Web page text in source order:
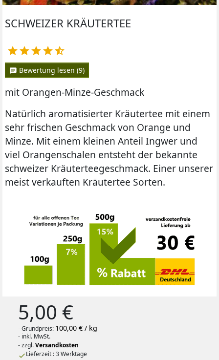
SCHWEIZER KRÄUTERTEE

chat Bewertung lesen (9)
mit Orangen-Minze-Geschmack
Natürlich aromatisierter Kräutertee mit einem
sehr frischen Geschmack von Orange und
Minze. Mit einem kleinen Anteil Ingwer und
viel Orangenschalen entsteht der bekannte
schweizer Kräuterteegeschmack. Einer unserer
meist verkauften Kräutertee Sorten.
5,00 €
- Grundpreis: 100,00 € / kg
- inkl. MwSt.
- zzgl.Versandkosten
Lieferzeit : 3 Werktage